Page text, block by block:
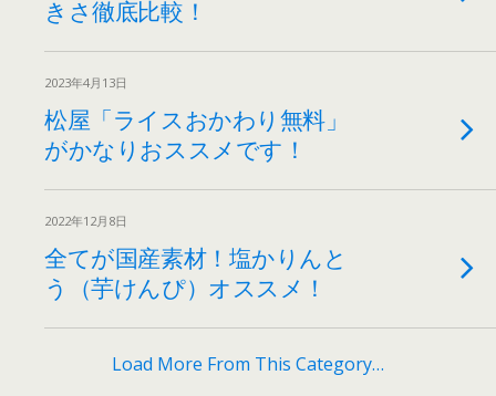
きさ徹底比較！
2023年4月13日
松屋「ライスおかわり無料」
がかなりおススメです！
2022年12月8日
全てが国産素材！塩かりんと
う（芋けんぴ）オススメ！
Load More From This Category…